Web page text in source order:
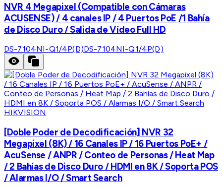
NVR 4 Megapixel (Compatible con Cámaras
ACUSENSE) / 4 canales IP / 4 Puertos PoE /1 Bahía
de Disco Duro / Salida de Vídeo Full HD
DS-7104NI-Q1/4P(D)DS-7104NI-Q1/4P(D)
HIKVISION
[Doble Poder de Decodificación] NVR 32
Megapixel (8K) / 16 Canales IP / 16 Puertos PoE+ /
AcuSense / ANPR / Conteo de Personas / Heat Map
/ 2 Bahías de Disco Duro / HDMI en 8K / Soporta POS
/ Alarmas I/O / Smart Search